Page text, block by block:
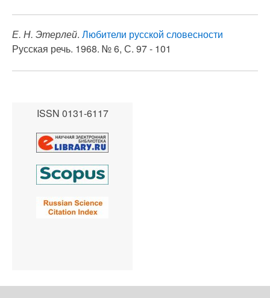
Е. Н. Этерлей. Любители русской словесности
Русская речь. 1968. № 6, С. 97 - 101
ISSN 0131-6117